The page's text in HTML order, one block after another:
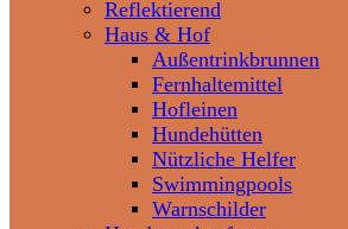
Reflektierend
Haus & Hof
Außentrinkbrunnen
Fernhaltemittel
Hofleinen
Hundehütten
Nützliche Helfer
Swimmingpools
Warnschilder